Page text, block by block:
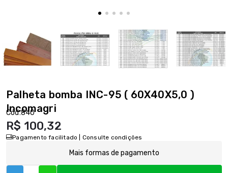
Palheta bomba INC-95 ( 60X40X5,0 )
Incomagri
Cód:840
R$ 100,32
Pagamento facilitado | Consulte condições
Mais formas de pagamento